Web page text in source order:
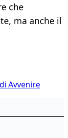
che
ma anche il
Avvenire